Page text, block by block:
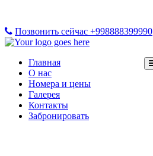
Позвонить сейчас +998888399990
Главная
О нас
Номера и цены
Галерея
Контакты
Забронировать